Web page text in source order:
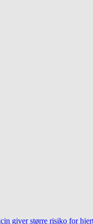
giver større risiko for